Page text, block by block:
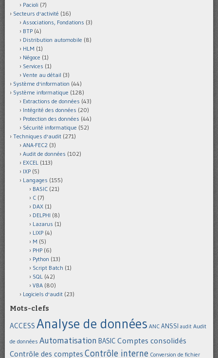
Pacioli (7)
Secteurs d'activité (16)
Associations, Fondations (3)
BTP (4)
Distribution automobile (8)
HLM (1)
Négoce (1)
Services (1)
Vente au détail (3)
Système d'information (44)
Système informatique (128)
Extractions de données (43)
Intégrité des données (20)
Protection des données (44)
Sécurité informatique (52)
Techniques d'audit (271)
ANA-FEC2 (3)
Audit de données (102)
EXCEL (113)
IXP (5)
Langages (155)
BASIC (21)
C (7)
DAX (1)
DELPHI (8)
Lazarus (1)
LIXP (4)
M (5)
PHP (6)
Python (13)
Script Batch (1)
SQL (42)
VBA (80)
Logiciels d'audit (23)
Mots-clefs
ACCESS Analyse de données ANC ANSSI audit Audit
de données Automatisation BASIC Comptes consolidés
Contrôle des comptes Contrôle interne Conversion de fichier